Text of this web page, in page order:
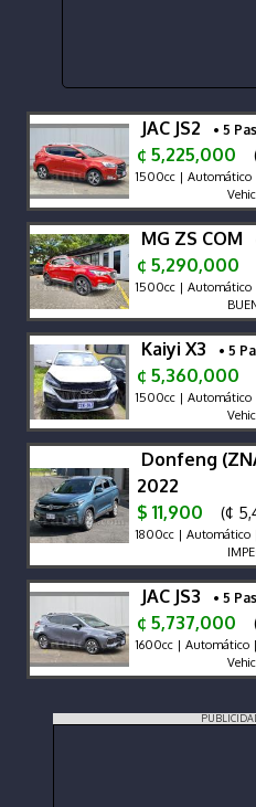
JAC JS2 • 5
¢ 5,225,000
1500cc | Automático
MG ZS COM
¢ 5,290,000
1500cc | Automático
Kaiyi X3 • 5
¢ 5,360,000
1500cc | Automático
Donfeng
2022
$ 11,900
(¢
1800cc | Automático
JAC JS3 • 5
¢ 5,737,000
1600cc | Automático